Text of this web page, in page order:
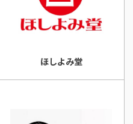
ほしよみ堂